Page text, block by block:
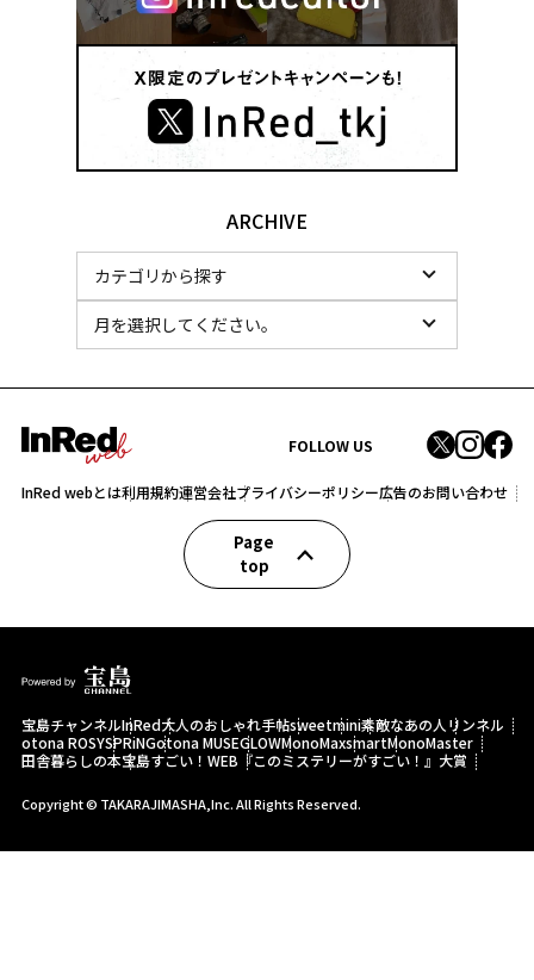
ARCHIVE
FOLLOW US
InRed webとは利用規約運営会社プライバシーポリシー広告のお問い合わせ
Page
top
宝島チャンネルInRed大人のおしゃれ手帖sweetmini素敵なあの人 リンネル
otona ROSYSPRiNGotona MUSEGLOWMonoMaxsmartMonoMaster
田舎暮らしの本宝島すごい！WEB 『このミステリーがすごい！』大賞
Copyright © TAKARAJIMASHA,Inc. All Rights Reserved.